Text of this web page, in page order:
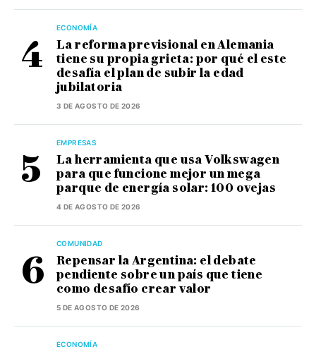
ECONOMÍA
La reforma previsional en Alemania
tiene su propia grieta: por qué el este
desafía el plan de subir la edad
jubilatoria
3 DE AGOSTO DE 2026
EMPRESAS
La herramienta que usa Volkswagen
para que funcione mejor un mega
parque de energía solar: 100 ovejas
4 DE AGOSTO DE 2026
COMUNIDAD
Repensar la Argentina: el debate
pendiente sobre un país que tiene
como desafío crear valor
5 DE AGOSTO DE 2026
ECONOMÍA